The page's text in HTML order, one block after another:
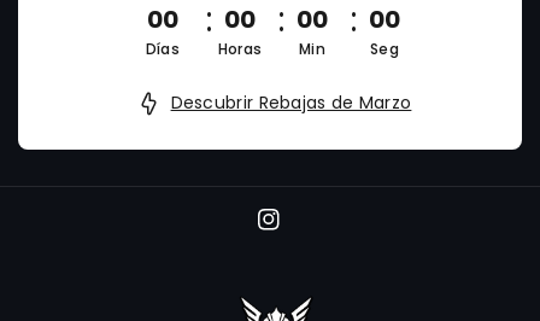
00
Días
00
Horas
00
Min
00
Seg
Descubrir Rebajas de Marzo
I